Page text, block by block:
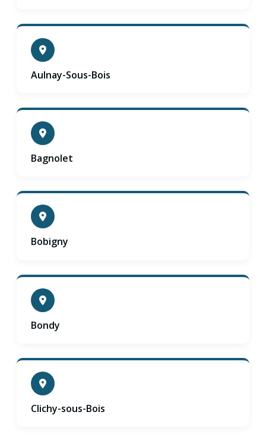
Aulnay-Sous-Bois
Bagnolet
Bobigny
Bondy
Clichy-sous-Bois